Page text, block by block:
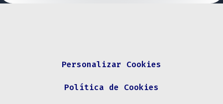
Personalizar Cookies
Política de Cookies